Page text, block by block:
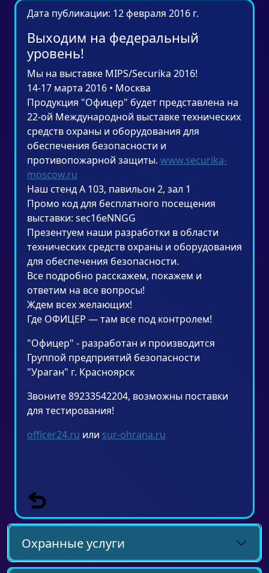
Дата публикации: 12 февраля 2016 г.
Выходим на федеральный
уровень!
Мы на выставке MIPS/Securika 2016!
14-17 марта 2016 • Москва
Продукция "Офицер" будет представлена на
22-ой Международной выставке технических
средств охраны и оборудования для
обеспечения безопасности и
противопожарной защиты. www.securika-
moscow.ru
Наш стенд А 103, павильон 2, зал 1
Промо код для бесплатного посещения
выставки: sec16eNNGG
Презентуем наши разработки в области
технических средств охраны и оборудования
для обеспечения безопасности.
Все подробно расскажем, покажем и
ответим на все вопросы!
Ждем всех желающих!
Где ОФИЦЕР — там все под контролем!
"Офицер" - разработан и производится
Группой предприятий безопасности
"Ураган" г. Красноярск
Звоните 89233542204, возможны поставки
для тестирования!
officer24.ru или sur-ohrana.ru
Охранные услуги